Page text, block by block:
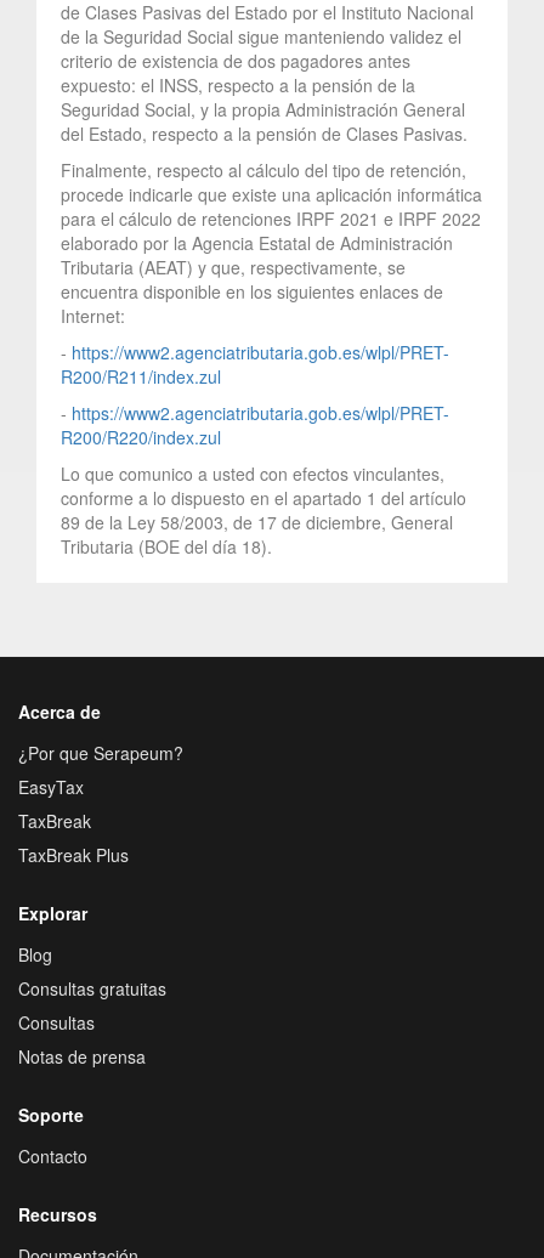
de Clases Pasivas del Estado por el Instituto Nacional
de la Seguridad Social sigue manteniendo validez el
criterio de existencia de dos pagadores antes
expuesto: el INSS, respecto a la pensión de la
Seguridad Social, y la propia Administración General
del Estado, respecto a la pensión de Clases Pasivas.
Finalmente, respecto al cálculo del tipo de retención,
procede indicarle que existe una aplicación informática
para el cálculo de retenciones IRPF 2021 e IRPF 2022
elaborado por la Agencia Estatal de Administración
Tributaria (AEAT) y que, respectivamente, se
encuentra disponible en los siguientes enlaces de
Internet:
- https://www2.agenciatributaria.gob.es/wlpl/PRET-
R200/R211/index.zul
- https://www2.agenciatributaria.gob.es/wlpl/PRET-
R200/R220/index.zul
Lo que comunico a usted con efectos vinculantes,
conforme a lo dispuesto en el apartado 1 del artículo
89 de la Ley 58/2003, de 17 de diciembre, General
Tributaria (BOE del día 18).
Acerca de
¿Por que Serapeum?
EasyTax
TaxBreak
TaxBreak Plus
Explorar
Blog
Consultas gratuitas
Consultas
Notas de prensa
Soporte
Contacto
Recursos